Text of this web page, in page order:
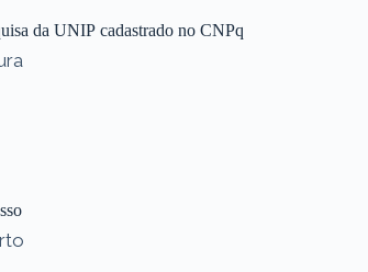
da UNIP cadastrado no CNPq